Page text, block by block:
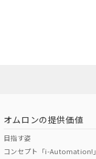
オムロンの提供価値
目指す姿
コンセプト「i-Automation!」